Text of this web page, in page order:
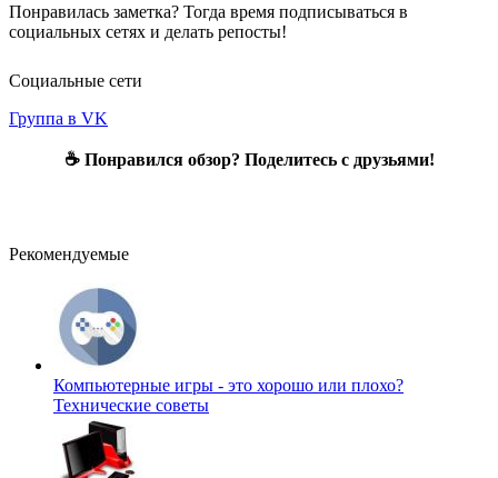
Понравилась заметка? Тогда время подписываться в
социальных сетях и делать репосты!
Социальные сети
Группа в VK
☕ Понравился обзор? Поделитесь с друзьями!
Рекомендуемые
Компьютерные игры - это хорошо или плохо?
Технические советы